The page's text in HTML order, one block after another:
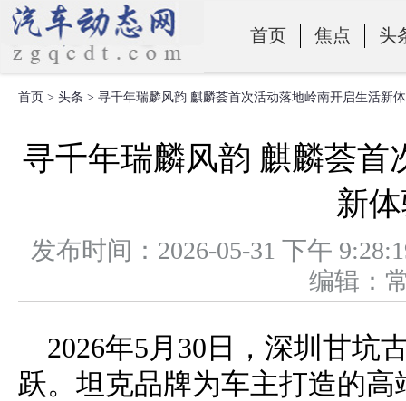
首页 焦点 头
零部件
首页 > 头条 > 寻千年瑞麟风韵 麒麟荟首次活动落地岭南开启生活新
寻千年瑞麟风韵 麒麟荟首
新
发布时间：2026-05-31 下午
编辑
2026年5月30日，深圳甘坑
跃。坦克品牌为车主打造的